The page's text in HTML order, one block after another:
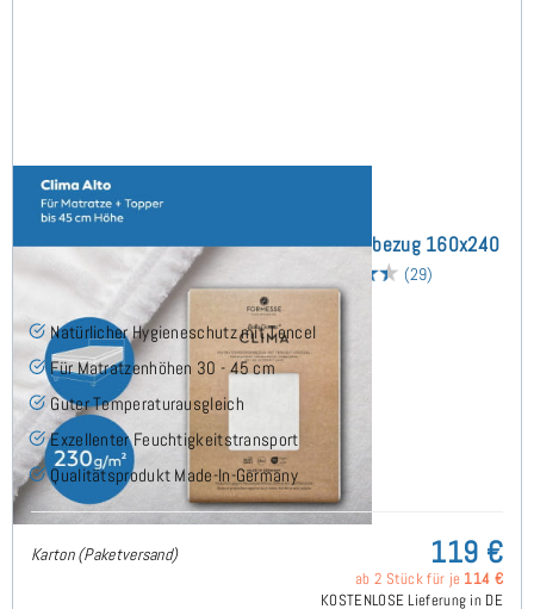
Bella Donna Clima Alto (bis 45cm) Schonbezug 160x240
cm - Sonderanfertigung
(29)
Natürlicher Hygieneschutz mit Tencel
Für Matratzenhöhen 30 - 45 cm
Guter Temperaturausgleich
Exzellenter Feuchtigkeitstransport
Qualitätsprodukt Made-In-Germany
Karton (Paketversand) 119 €
ab 2 Stück für je 114 €
KOSTENLOSE Lieferung in DE